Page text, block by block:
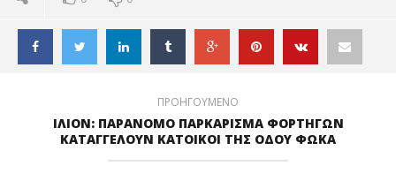
ΠΡΟΗΓΟΥΜΕΝΟ
ΙΛΙΟΝ: ΠΑΡΑΝΟΜΟ ΠΑΡΚΑΡΙΣΜΑ ΦΟΡΤΗΓΩΝ
ΚΑΤΑΓΓΕΛΟΥΝ ΚΑΤΟΙΚΟΙ ΤΗΣ ΟΔΟΥ ΦΩΚΑ